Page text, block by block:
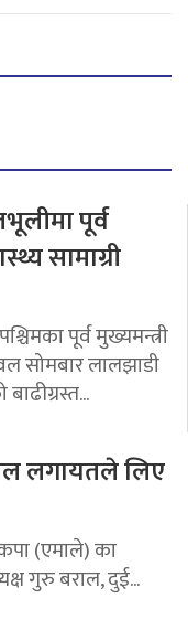
पूर्व
सामाग्री
पूर्व मुख्यमन्त्री
सोमबार लालझाडी
लगायतले लिए
(एमाले) का
गुरु बराल, दुई...